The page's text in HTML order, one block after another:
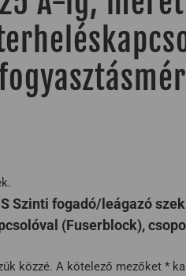
Szinti fogadó/leágazó
(Fuserblock),
közzé. A kötelező mezőket *